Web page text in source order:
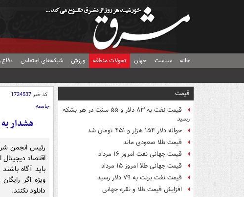
خانه سیاست جهان تحولات منطقه ورزش شبکه‌های اجتماعی
قیمت
قیمت نفت به ۸۳ دلار و ۵۵ سنت در هر بشکه
رسید
حواله دلار ۱۵۴ هزار و ۴۵۱ تومان شد
قیمت طلا صعودی ماند
قیمت جهانی نفت امروز ۱۶ مرداد
قیمت جهانی طلا امروز ۱۵ مرداد
قیمت نفت برنت به ۷۹ دلار رسید
افزایش قیمت طلا و نقره جهانی
کد خبر1724537
جامعه
هشدار
رئیس انجمن
اقتصاد
باید آگاه
ویژه اگر
دانلود نکنند.